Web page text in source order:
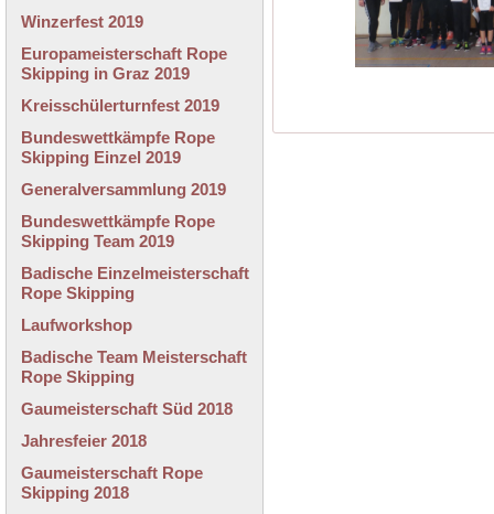
Winzerfest 2019
Europameisterschaft Rope
Skipping in Graz 2019
Kreisschülerturnfest 2019
Bundeswettkämpfe Rope
Skipping Einzel 2019
Generalversammlung 2019
Bundeswettkämpfe Rope
Skipping Team 2019
Badische Einzelmeisterschaft
Rope Skipping
Laufworkshop
Badische Team Meisterschaft
Rope Skipping
Gaumeisterschaft Süd 2018
Jahresfeier 2018
Gaumeisterschaft Rope
Skipping 2018